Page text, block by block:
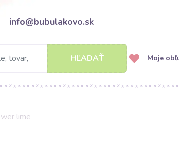
info@bubulakovo.sk
HĽADAŤ Moje
lime